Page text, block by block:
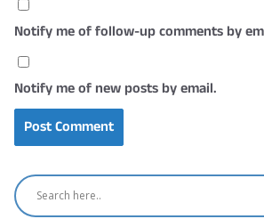
Notify me of follow-up comments by
Notify me of new posts by email.